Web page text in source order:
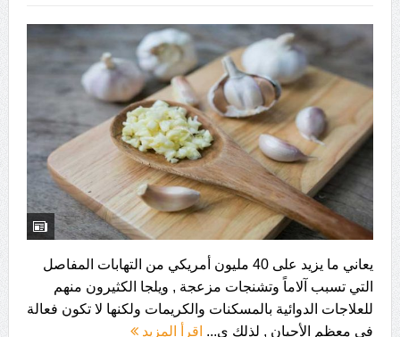
يعاني ما يزيد على 40 مليون أمريكي من التهابات المفاصل
التي تسبب آلاماً وتشنجات مزعجة , ويلجا الكثيرون منهم
للعلاجات الدوائية بالمسكنات والكريمات ولكنها لا تكون فعالة
في معظم الأحيان , لذلك ي... اقرأ المزيد